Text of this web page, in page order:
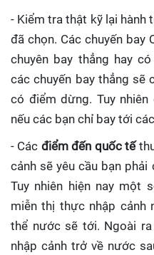
- Kiểm tra thật kỹ lại hành
đã chọn. Các chuyến bay
chuyên bay thẳng hay
các chuyến bay thẳng sẽ
có điểm dừng. Tuy
nếu các bạn chỉ bay tới
- Các điểm đến quốc tế
cảnh sẽ yêu cầu bạn
Tuy nhiên hiện nay một
miễn thị thực nhập cảnh
thể nước sẽ tới. Ngoài
nhập cảnh trở về nước